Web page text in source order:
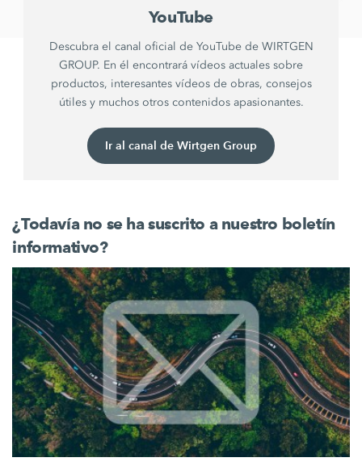
YouTube
Descubra el canal oficial de YouTube de WIRTGEN
GROUP. En él encontrará vídeos actuales sobre
productos, interesantes vídeos de obras, consejos
útiles y muchos otros contenidos apasionantes.
Ir al canal de Wirtgen Group
¿Todavía no se ha suscrito a nuestro boletín
informativo?